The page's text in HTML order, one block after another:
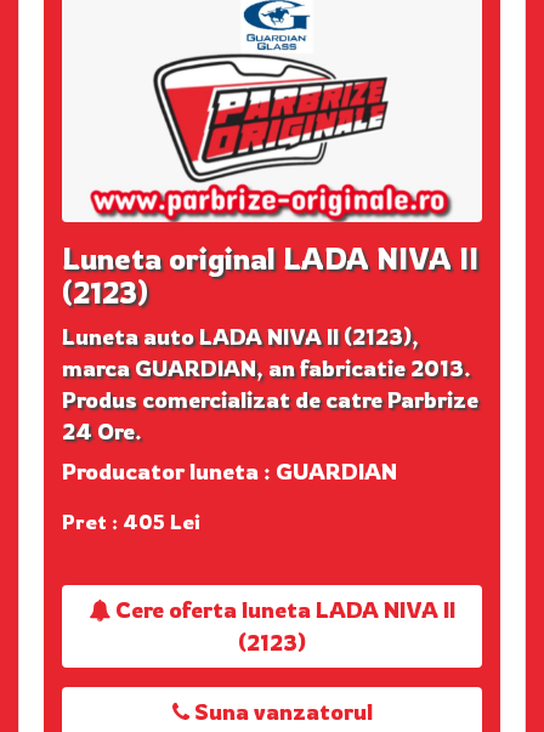
Luneta original LADA NIVA II
(2123)
Luneta auto LADA NIVA II (2123),
marca GUARDIAN, an fabricatie 2013.
Produs comercializat de catre Parbrize
24 Ore.
Producator luneta : GUARDIAN
Pret : 405 Lei
Cere oferta luneta LADA NIVA II
(2123)
Suna vanzatorul